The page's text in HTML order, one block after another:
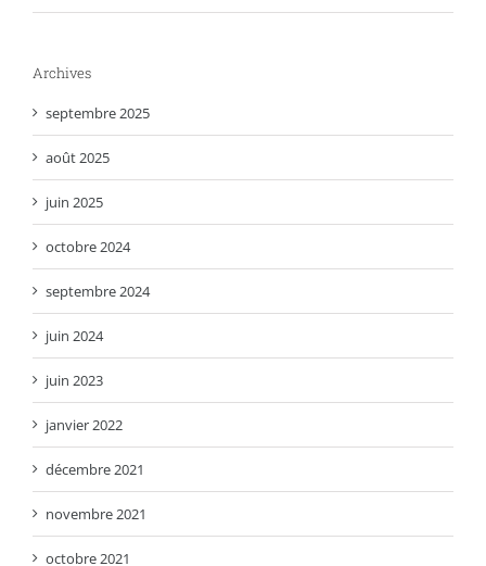
Archives
septembre 2025
août 2025
juin 2025
octobre 2024
septembre 2024
juin 2024
juin 2023
janvier 2022
décembre 2021
novembre 2021
octobre 2021